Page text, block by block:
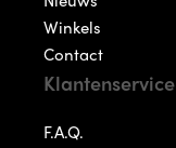
Winkels
Contact
Klantenservice
F.A.Q.